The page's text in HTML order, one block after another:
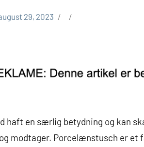
29, 2023
haft en særlig betydning og kan
modtager. Porcelænstusch er